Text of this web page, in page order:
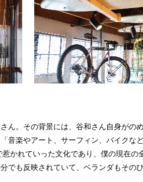
ん。その背景には、谷和さん自身がの
音楽やアート、サーフィン、バイクな
かれていった文化であり、僕の現在の
でも反映されていて、ベランダもそのひ